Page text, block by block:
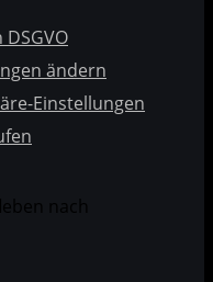
ändern
Einstellungen
nach